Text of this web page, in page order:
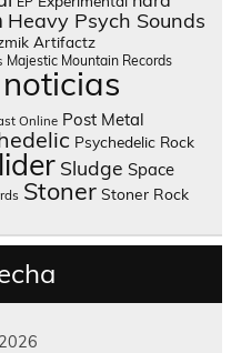
Heavy Psych Sounds
Artifactz
Majestic Mountain Records
noticias
Online Post Metal
Psychedelic Rock
Sludge Space
Stoner Stoner Rock